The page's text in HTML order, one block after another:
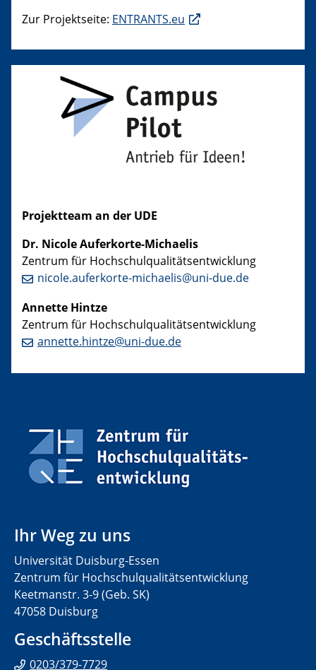
Zur Projektseite: ENTRANTS.eu
Projektteam an der UDE
Dr. Nicole Auferkorte-Michaelis
Zentrum für Hochschulqualitätsentwicklung
nicole.auferkorte-michaelis@uni-due.de
Annette Hintze
Zentrum für Hochschulqualitätsentwicklung
annette.hintze@uni-due.de
Ihr Weg zu uns
Universität Duisburg-Essen
Zentrum für Hochschulqualitätsentwicklung
Keetmanstr. 3-9 (Geb. SK)
47058 Duisburg
Geschäftsstelle
0203/379-7729